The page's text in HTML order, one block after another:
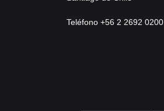
Teléfono +56 2 2692 0200